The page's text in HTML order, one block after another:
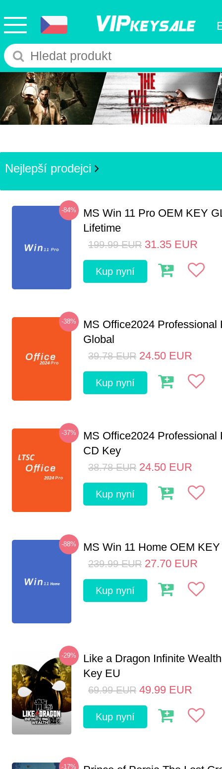
Nejlepší prodejci
-84%
MS Win 11 Pro OEM KEY
Lifetime
199.99 EUR 31.35 EUR
Kup nyní
-38%
MS Office2024 Professional
Global
39.78 EUR 24.50 EUR
Kup nyní
-37%
MS Office2024 Professional
CD Key
38.78 EUR 24.50 EUR
Kup nyní
-88% MS Win 11 Home OEM
239.99 EUR 27.70 EUR
Kup nyní
-29%
Like a Dragon Infinite
Key EU
69.99 EUR 49.99 EUR
Kup nyní
-17%